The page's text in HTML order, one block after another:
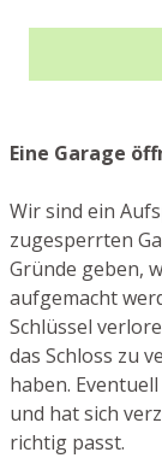
Eine Garage
Wir sind ein
zugesperrten
Gründe geben,
aufgemacht
Schlüssel
das Schloss zu
haben.
und hat sich
richtig passt.